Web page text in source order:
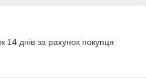
днів за рахунок покупця